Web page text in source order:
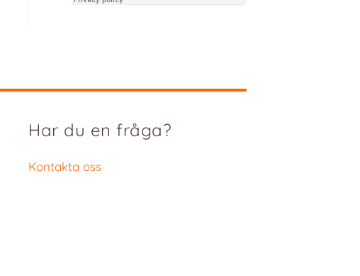
Har du en fråga?
Kontakta oss